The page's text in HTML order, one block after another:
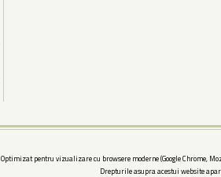
Optimizat pentru vizualizare cu browsere moderne (Google Chrome,
Drepturile asupra acestui website